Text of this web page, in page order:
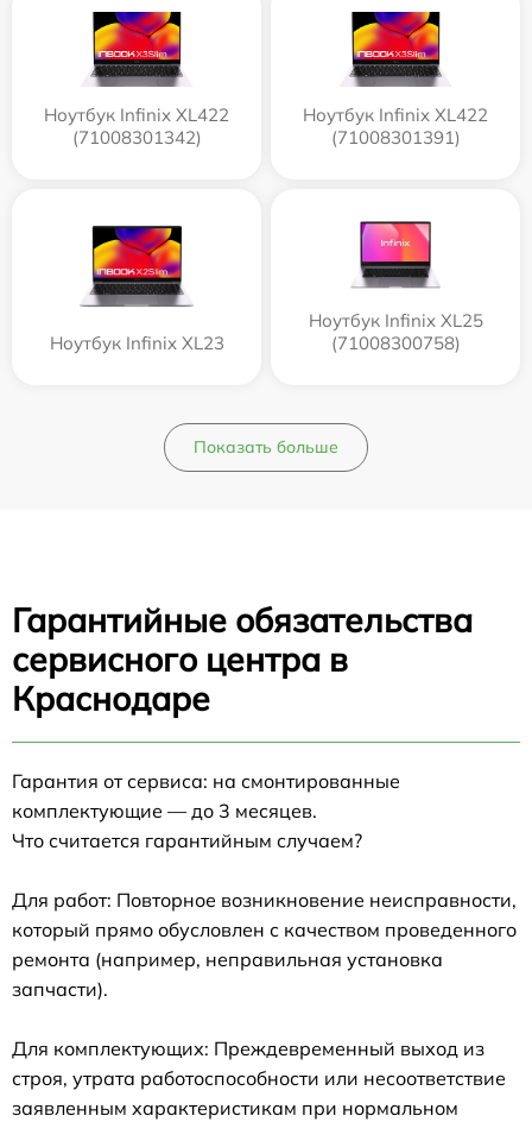
Ноутбук Infinix XL422
(71008301342)
Ноутбук Infinix XL422
(71008301391)
Ноутбук Infinix XL23
Ноутбук Infinix XL25
(71008300758)
Показать больше
Гарантийные обязательства
сервисного центра в
Краснодаре
Гарантия от сервиса: на смонтированные
комплектующие — до 3 месяцев.
Что считается гарантийным случаем?
Для работ: Повторное возникновение неисправности,
который прямо обусловлен с качеством проведенного
ремонта (например, неправильная установка
запчасти).
Для комплектующих: Преждевременный выход из
строя, утрата работоспособности или несоответствие
заявленным характеристикам при нормальном